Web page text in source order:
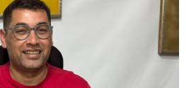
pero con un mensaje
jubilaciones es